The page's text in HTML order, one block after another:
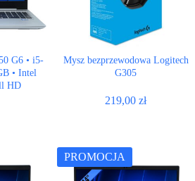
G6 • i5-
• Intel
HD
Mysz bezprzewodowa Logitech
G305
219,00zł
PROMOCJA